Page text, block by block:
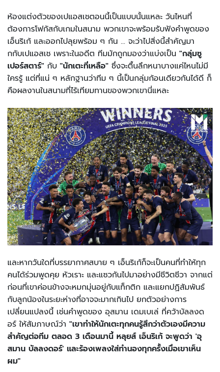
ห้องแต่งตัวของเปแอสเชตอนนี้เป็นแบบนั้นแหละ วันไหนที่
ต้องการโฟกัสกับเกมในสนาม พวกเขาจะพร้อมรับฟังคำพูดของ
เอ็นริเก้ และออกไปลุยพร้อม ๆ กัน ... จะว่าไปสิ่งนี้สำคัญมา
กกับเปแอสเช เพราะในอดีต ทีมมักถูกมองว่าแบ่งเป็น "กลุ่มซู
เปอร์สตาร์" กับ "นักเตะที่เหลือ" ซึ่งจะตื้นลึกหนาบางแค่ไหนไม่มี
ใครรู้ แต่ที่แน่ ๆ หลักฐานว่าทีม ๆ นี้เป็นกลุ่มก้อนเดียวกันได้ดี ก็
คือผลงานในสนามที่ไร้เทียมทานของพวกเขานี่แหละ
และหากวันใดที่บรรยากาศสบาย ๆ เอ็นริเก้ก็จะเป็นคนที่ทำให้ทุก
คนได้ร่วมพูดคุย หัวเราะ และแซวกันไปมาอย่างมีชีวิตชีวา จากแต่
ก่อนที่เขาค่อนข้างจะหมกมุ่นอยู่กับแท็กติก และแยกปฏิสัมพันธ์
กับลูกน้องในระยะห่างที่อาจจะมากเกินไป ยกตัวอย่างการ
เปลี่ยนแปลงนี้ เช่นคำพูดของ อุสมาน เดมเบเล่ ที่คว้าบัลลงด
อร์ ให้สัมภาษณ์ว่า "เขาทำให้นักเตะทุกคนรู้สึกว่าตัวเองมีความ
สำคัญต่อทีม ตลอด 3 เดือนมานี้ หลุยส์ เอ็นริเก้ จะพูดว่า 'อุ
สมาน บัลลงดอร์' และร้องเพลงใส่ทำนองทุกครั้งเมื่อเขาเห็น
ผม"